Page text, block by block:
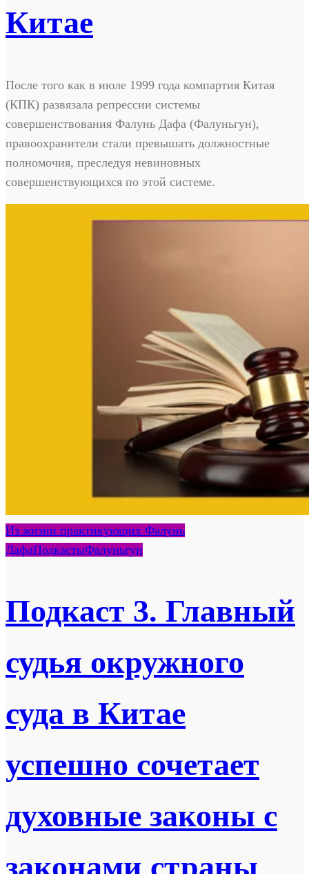
Китае
После того как в июле 1999 года компартия Китая
(КПК) развязала репрессии системы
совершенствования Фалунь Дафа (Фалуньгун),
правоохранители стали превышать должностные
полномочия, преследуя невиновных
совершенствующихся по этой системе.
Из жизни практикующих Фалунь
ДафаПодкастыФалуньгун
Подкаст 3. Главный
судья окружного
суда в Китае
успешно сочетает
духовные законы с
законами страны